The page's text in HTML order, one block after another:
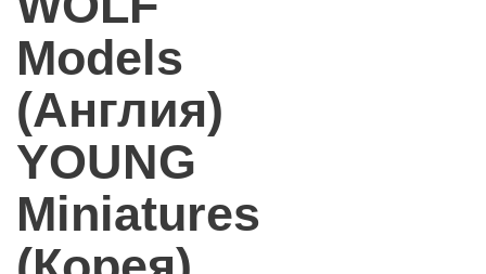
Models
(Англия)
YOUNG
Miniatures